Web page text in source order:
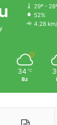
29º -
52%
4.28
34 ℃
Bz